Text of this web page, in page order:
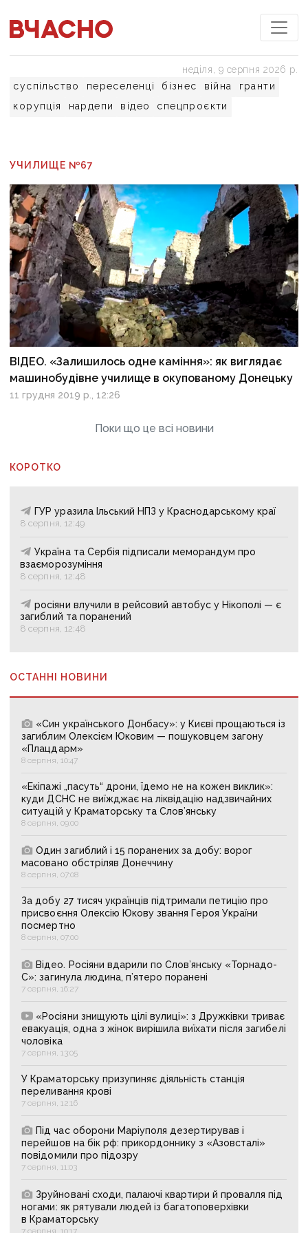
суспільство переселенці бізнес війна
гранти
корупція
нардепи відео спецпроєкти
неділя, 9 серпня 2026 р.
УЧИЛИЩЕ №67
ВІДЕО. «Залишилось одне каміння»: як виглядає
машинобудівне училище в окупованому Донецьку
11 грудня 2019 р., 12:26
Поки що це всі новини
КОРОТКО
ГУР уразила Ільський НПЗ у Краснодарському краї
8 серпня, 12:49
Україна та Сербія підписали меморандум про
взаєморозуміння
8 серпня, 12:48
росіяни влучили в рейсовий автобус у Нікополі — є
загиблий та поранений
8 серпня, 12:48
ОСТАННІ НОВИНИ
«Син українського Донбасу»: у Києві прощаються із
загиблим Олексієм Юковим — пошуковцем загону
«Плацдарм»
8 серпня, 10:47
«Екіпажі „пасуть“ дрони, їдемо не на кожен виклик»:
куди ДСНС не виїжджає на ліквідацію надзвичайних
ситуацій у Краматорську та Слов’янську
8 серпня, 09:00
Один загиблий і 15 поранених за добу: ворог
масовано обстріляв Донеччину
8 серпня, 07:08
За добу 27 тисяч українців підтримали петицію про
присвоєння Олексію Юкову звання Героя України
посмертно
8 серпня, 07:00
Відео. Росіяни вдарили по Слов’янську «Торнадо-
С»: загинула людина, п’ятеро поранені
7 серпня, 16:27
«Росіяни знищують цілі вулиці»: з Дружківки триває
евакуація, одна з жінок вирішила виїхати після загибелі
чоловіка
7 серпня, 13:05
У Краматорську призупиняє діяльність станція
переливання крові
7 серпня, 12:16
Під час оборони Маріуполя дезертирував і
перейшов на бік рф: прикордоннику з «Азовсталі»
повідомили про підозру
7 серпня, 11:03
Зруйновані сходи, палаючі квартири й провалля під
ногами: як рятували людей із багатоповерхівки
в Краматорську
7 серпня, 10:17